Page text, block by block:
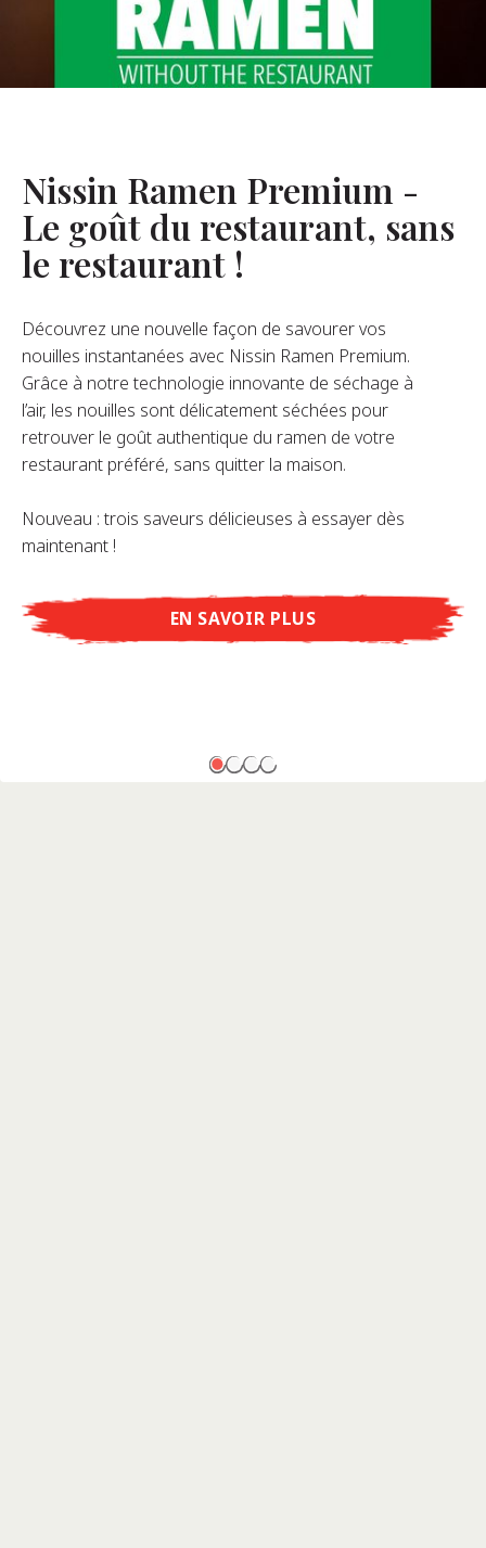
De Nous
FAQ
Nissin Ramen Premium -
Le goût du restaurant, sans
le restaurant !
Découvrez une nouvelle façon de savourer vos
nouilles instantanées avec Nissin Ramen Premium.
Grâce à notre technologie innovante de séchage à
l’air, les nouilles sont délicatement séchées pour
retrouver le goût authentique du ramen de votre
restaurant préféré, sans quitter la maison.
Nouveau : trois saveurs délicieuses à essayer dès
maintenant !
EN SAVOIR PLUS